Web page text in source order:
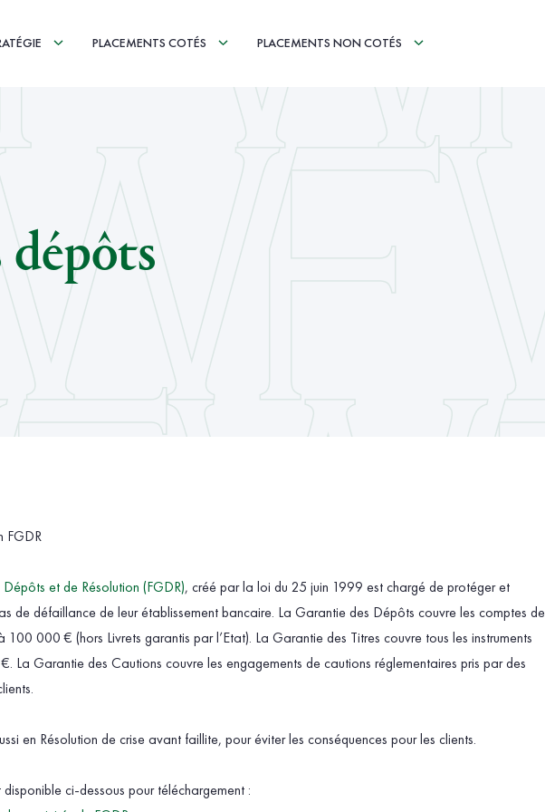
PLACEMENTS COTÉS PLACEMENTS NON COTÉS
dépôts
FGDR
et de Résolution (FGDR), créé par la loi du 25 juin 1999 est chargé de protéger et
de défaillance de leur établissement bancaire. La Garantie des Dépôts couvre les comptes de
100 000 € (hors Livrets garantis par l’Etat). La Garantie des Titres couvre tous les instruments
La Garantie des Cautions couvre les engagements de cautions réglementaires pris par des
en Résolution de crise avant faillite, pour éviter les conséquences pour les clients.
ci-dessous pour téléchargement :